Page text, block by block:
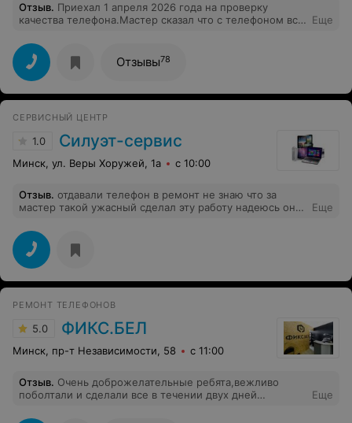
Отзыв. Приехал 1 апреля 2026 года на проверку
качества телефона.Мастер сказал что с телефоном все
телефона.И сказал что ему некогда заниматься моим
телефоном.Так как ему нужно зарабатывать
деньги.Проехавши 200 км.Проверка качества
проводилась на словах.Ужасный сервис центр.
Еще
Отзывы78
СЕРВИСНЫЙ ЦЕНТР
1.0 Силуэт-сервис
Минск, ул. Веры Хоружей, 1а с 10:00
Отзыв. отдавали телефон в ремонт не знаю что за
мастер такой ужасный сделал эту работу надеюсь он
болталась аккамулятор приклеили ужасно и оторван
шлейф кнопки включения из за чего пришлось ехать в
другой сервис и менять все за 300 рублей
Еще
РЕМОНТ ТЕЛЕФОНОВ
5.0 ФИКС.БЕЛ
Минск, пр-т Независимости, 58 с 11:00
Отзыв. Очень доброжелательные ребята,вежливо
поболтали и сделали все в течении двух дней
поменяли матрицу всего за 125р)Удивило то,что на
Еще